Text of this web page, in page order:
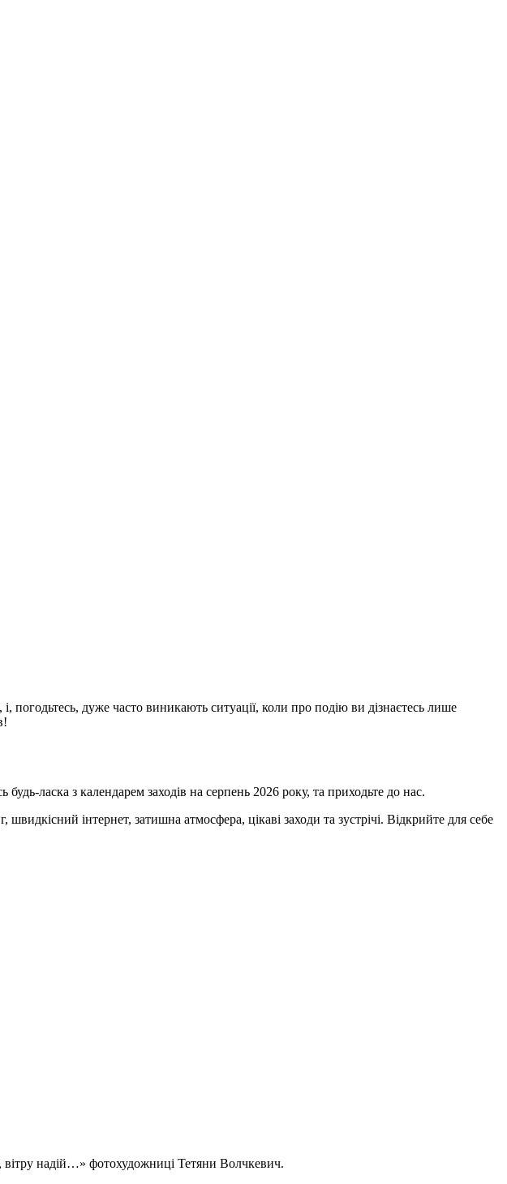
погодьтесь, дуже часто виникають ситуації, коли про подію ви дізнаєтесь лише
будь-ласка з календарем заходів на серпень 2026 року, та приходьте до нас.
інтернет, затишна атмосфера, цікаві заходи та зустрічі. Відкрийте для себе
вітру надій…» фотохудожниці Тетяни Волчкевич.